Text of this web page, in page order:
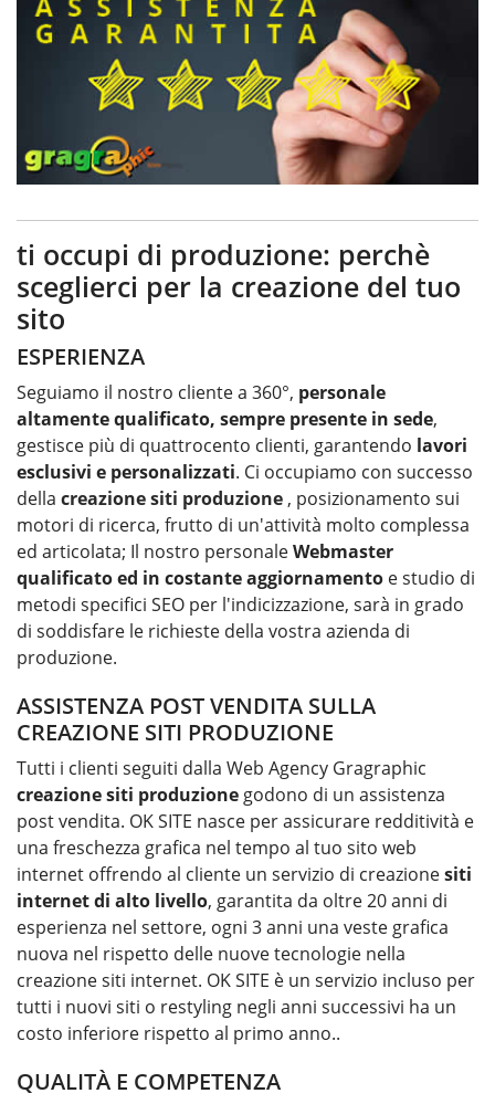
ti occupi di produzione: perchè
sceglierci per la creazione del tuo
sito
ESPERIENZA
Seguiamo il nostro cliente a 360°, personale
altamente qualificato, sempre presente in sede,
gestisce più di quattrocento clienti, garantendo lavori
esclusivi e personalizzati. Ci occupiamo con successo
della creazione siti produzione , posizionamento sui
motori di ricerca, frutto di un'attività molto complessa
ed articolata; Il nostro personaleWebmaster
qualificato ed in costante aggiornamento e studio di
metodi specifici SEO per l'indicizzazione, sarà in grado
di soddisfare le richieste della vostra azienda di
produzione.
ASSISTENZA POST VENDITA SULLA
CREAZIONE SITI PRODUZIONE
Tutti i clienti seguiti dalla Web Agency Gragraphic
creazione siti produzione godono di un assistenza
post vendita. OK SITE nasce per assicurare redditività e
una freschezza grafica nel tempo al tuo sito web
internet offrendo al cliente un servizio di creazionesiti
internet di alto livello, garantita da oltre 20 anni di
esperienza nel settore, ogni 3 anni una veste grafica
nuova nel rispetto delle nuove tecnologie nella
creazione siti internet. OK SITE è un servizio incluso per
tutti i nuovi siti o restyling negli anni successivi ha un
costo inferiore rispetto al primo anno..
QUALITÀ E COMPETENZA